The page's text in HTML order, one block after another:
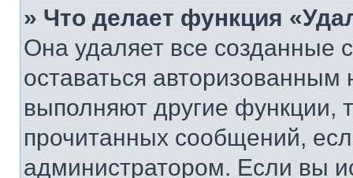
» Что делает функция
Она удаляет все созданные
оставаться
выполняют другие функции,
прочитанных сообщений,
администратором. Если вы